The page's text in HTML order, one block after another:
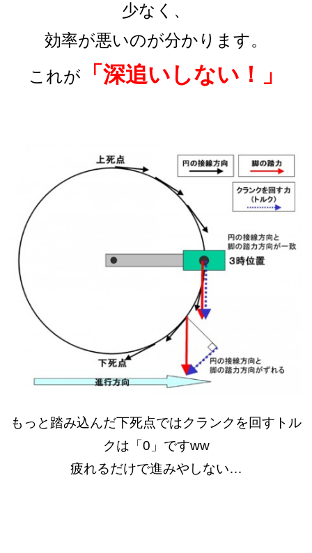
少なく、
効率が悪いのが分かります。
これが「深追いしない！」
もっと踏み込んだ下死点ではクランクを回すトル
クは「0」ですww
疲れるだけで進みやしない…